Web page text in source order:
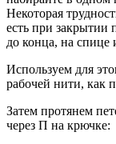
Некоторая
есть при закрытии
до конца, на спице
Используем для
рабочей нити, как
Затем протянем
через П на крючке: